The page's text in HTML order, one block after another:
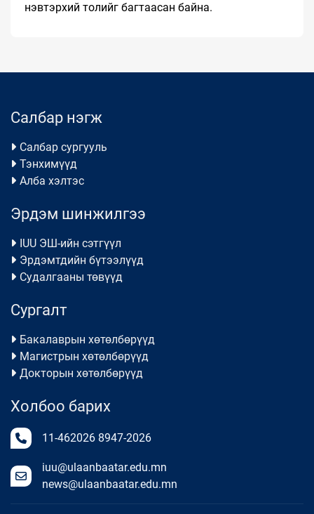
нэвтэрхий толийг багтаасан байна.
Салбар нэгж
Салбар сургууль
Тэнхимүүд
Алба хэлтэс
Эрдэм шинжилгээ
IUU ЭШ-ийн сэтгүүл
Эрдэмтдийн бүтээлүүд
Судалгааны төвүүд
Сургалт
Бакалаврын хөтөлбөрүүд
Магистрын хөтөлбөрүүд
Докторын хөтөлбөрүүд
Холбоо барих
11-462026 8947-2026
iuu@ulaanbaatar.edu.mn
news@ulaanbaatar.edu.mn